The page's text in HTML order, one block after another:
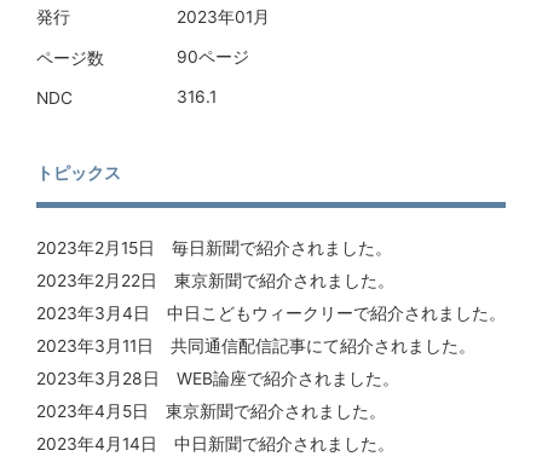
発行 2023年01月
ページ数 90ページ
NDC 316.1
トピックス
2023年2月15日 毎日新聞で紹介されました。
2023年2月22日 東京新聞で紹介されました。
2023年3月4日 中日こどもウィークリーで紹介されました。
2023年3月11日 共同通信配信記事にて紹介されました。
2023年3月28日 WEB論座で紹介されました。
2023年4月5日 東京新聞で紹介されました。
2023年4月14日 中日新聞で紹介されました。